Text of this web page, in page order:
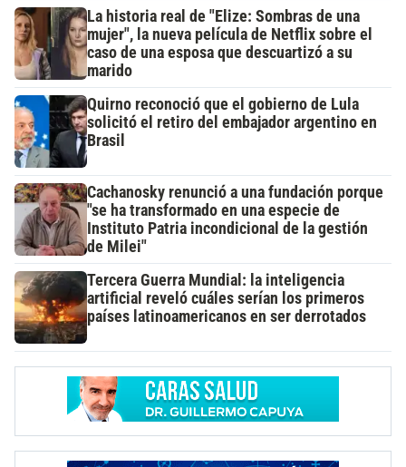
La historia real de "Elize: Sombras de una
mujer", la nueva película de Netflix sobre el
caso de una esposa que descuartizó a su
marido
Quirno reconoció que el gobierno de Lula
solicitó el retiro del embajador argentino en
Brasil
Cachanosky renunció a una fundación porque
"se ha transformado en una especie de
Instituto Patria incondicional de la gestión
de Milei"
Tercera Guerra Mundial: la inteligencia
artificial reveló cuáles serían los primeros
países latinoamericanos en ser derrotados